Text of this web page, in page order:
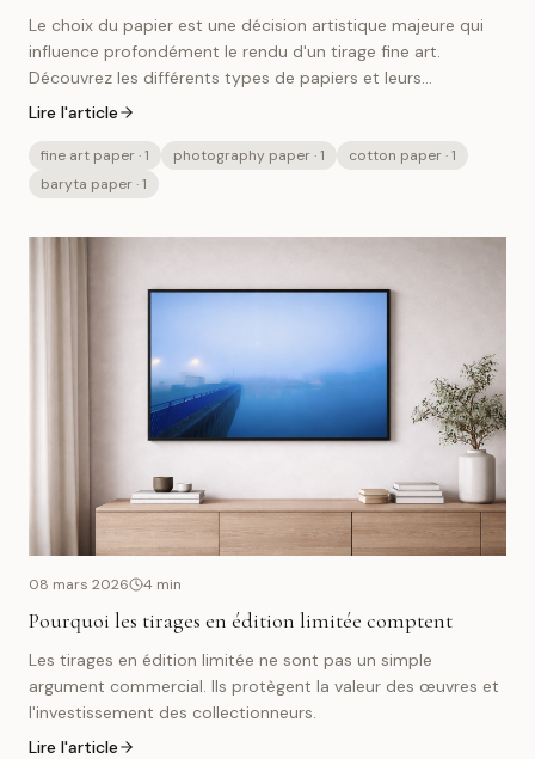
Le choix du papier est une décision artistique majeure qui
influence profondément le rendu d'un tirage fine art.
Découvrez les différents types de papiers et leurs
caractéristiques.
Lire l'article
fine art paper· 1 photography paper· 1 cotton paper· 1
baryta paper· 1
08 mars 2026 4 min
Pourquoi les tirages en édition limitée comptent
Les tirages en édition limitée ne sont pas un simple
argument commercial. Ils protègent la valeur des œuvres et
l'investissement des collectionneurs.
Lire l'article